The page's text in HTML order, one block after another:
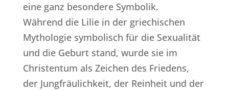
eine ganz besondere Symbolik.
Während die Lilie in der griechischen
Mythologie symbolisch für die Sexualität
und die Geburt stand, wurde sie im
Christentum als Zeichen des Friedens,
der Jungfräulichkeit, der Reinheit und der